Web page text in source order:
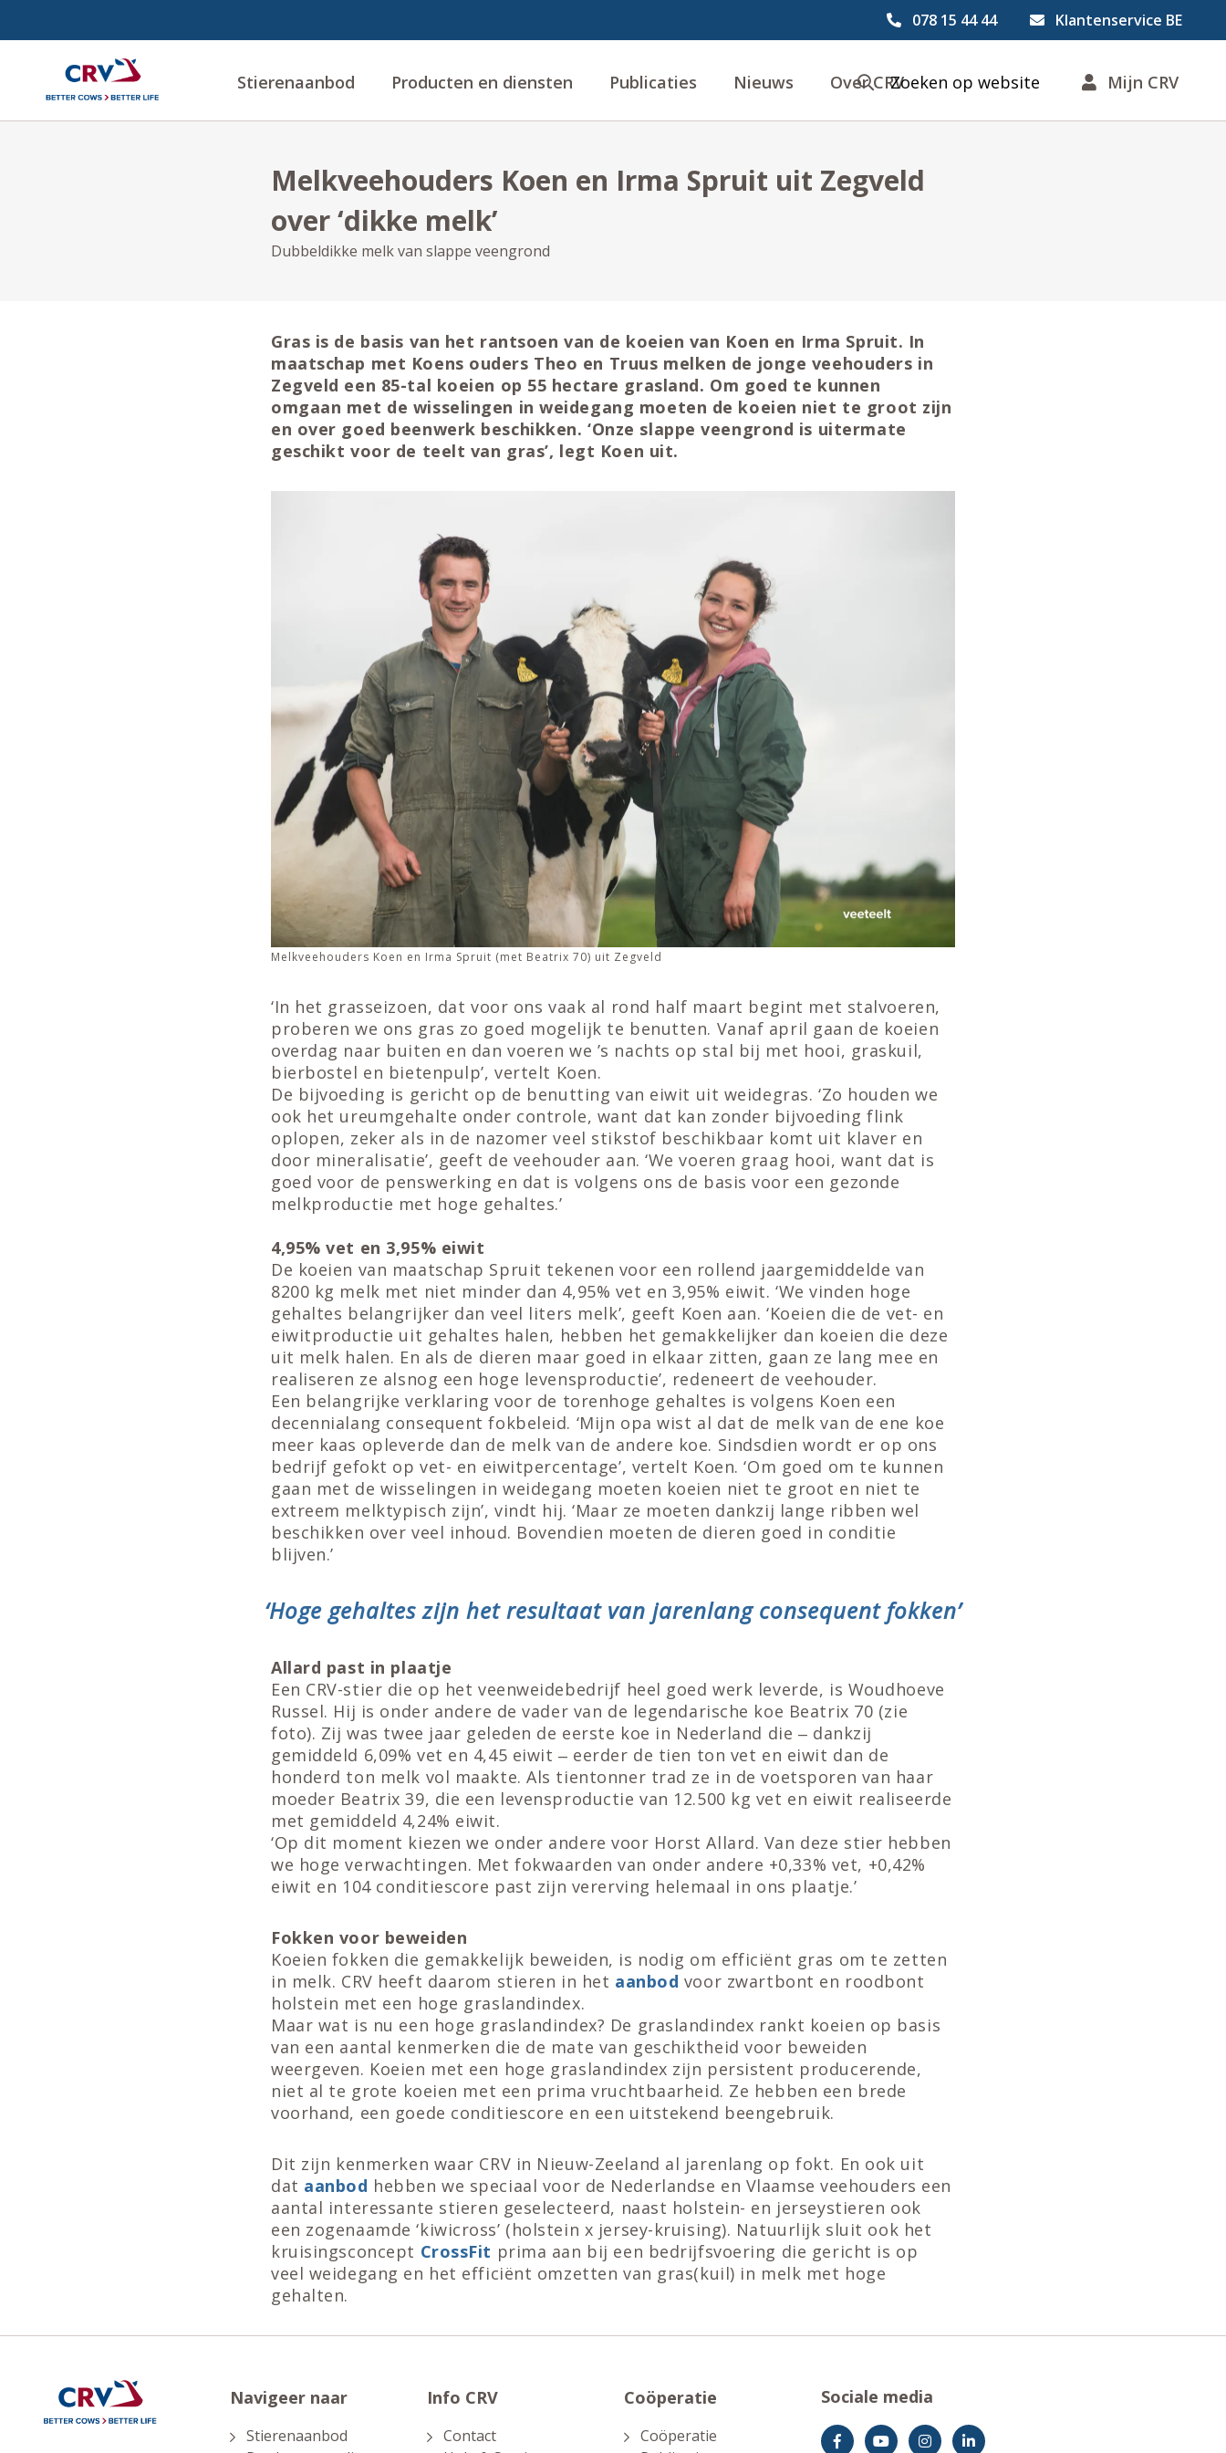
078 15 44 44 Klantenservice BE
Stierenaanbod Producten en diensten Publicaties Nieuws Over CRVZoeken op website Mijn CRV
Melkveehouders Koen en Irma Spruit uit Zegveld
over ‘dikke melk’
Dubbeldikke melk van slappe veengrond
Gras is de basis van het rantsoen van de koeien van Koen en Irma Spruit. In
maatschap met Koens ouders Theo en Truus melken de jonge veehouders in
Zegveld een 85-tal koeien op 55 hectare grasland. Om goed te kunnen
omgaan met de wisselingen in weidegang moeten de koeien niet te groot zijn
en over goed beenwerk beschikken. ‘Onze slappe veengrond is uitermate
geschikt voor de teelt van gras’, legt Koen uit.
Melkveehouders Koen en Irma Spruit (met Beatrix 70) uit Zegveld
‘In het grasseizoen, dat voor ons vaak al rond half maart begint met stalvoeren,
proberen we ons gras zo goed mogelijk te benutten. Vanaf april gaan de koeien
overdag naar buiten en dan voeren we ’s nachts op stal bij met hooi, graskuil,
bierbostel en bietenpulp’, vertelt Koen.
De bijvoeding is gericht op de benutting van eiwit uit weidegras. ‘Zo houden we
ook het ureumgehalte onder controle, want dat kan zonder bijvoeding flink
oplopen, zeker als in de nazomer veel stikstof beschikbaar komt uit klaver en
door mineralisatie’, geeft de veehouder aan. ‘We voeren graag hooi, want dat is
goed voor de penswerking en dat is volgens ons de basis voor een gezonde
melkproductie met hoge gehaltes.’
4,95% vet en 3,95% eiwit
De koeien van maatschap Spruit tekenen voor een rollend jaargemiddelde van
8200 kg melk met niet minder dan 4,95% vet en 3,95% eiwit. ‘We vinden hoge
gehaltes belangrijker dan veel liters melk’, geeft Koen aan. ‘Koeien die de vet- en
eiwitproductie uit gehaltes halen, hebben het gemakkelijker dan koeien die deze
uit melk halen. En als de dieren maar goed in elkaar zitten, gaan ze lang mee en
realiseren ze alsnog een hoge levensproductie’, redeneert de veehouder.
Een belangrijke verklaring voor de torenhoge gehaltes is volgens Koen een
decennialang consequent fokbeleid. ‘Mijn opa wist al dat de melk van de ene koe
meer kaas opleverde dan de melk van de andere koe. Sindsdien wordt er op ons
bedrijf gefokt op vet- en eiwitpercentage’, vertelt Koen. ‘Om goed om te kunnen
gaan met de wisselingen in weidegang moeten koeien niet te groot en niet te
extreem melktypisch zijn’, vindt hij. ‘Maar ze moeten dankzij lange ribben wel
beschikken over veel inhoud. Bovendien moeten de dieren goed in conditie
blijven.’
‘Hoge gehaltes zijn het resultaat van jarenlang consequent fokken’
Allard past in plaatje
Een CRV-stier die op het veenweidebedrijf heel goed werk leverde, is Woudhoeve
Russel. Hij is onder andere de vader van de legendarische koe Beatrix 70 (zie
foto). Zij was twee jaar geleden de eerste koe in Nederland die ‒ dankzij
gemiddeld 6,09% vet en 4,45 eiwit ‒ eerder de tien ton vet en eiwit dan de
honderd ton melk vol maakte. Als tientonner trad ze in de voetsporen van haar
moeder Beatrix 39, die een levensproductie van 12.500 kg vet en eiwit realiseerde
met gemiddeld 4,24% eiwit.
‘Op dit moment kiezen we onder andere voor Horst Allard. Van deze stier hebben
we hoge verwachtingen. Met fokwaarden van onder andere +0,33% vet, +0,42%
eiwit en 104 conditiescore past zijn vererving helemaal in ons plaatje.’
Fokken voor beweiden
Koeien fokken die gemakkelijk beweiden, is nodig om efficiënt gras om te zetten
in melk. CRV heeft daarom stieren in het aanbod voor zwartbont en roodbont
holstein met een hoge graslandindex.
Maar wat is nu een hoge graslandindex? De graslandindex rankt koeien op basis
van een aantal kenmerken die de mate van geschiktheid voor beweiden
weergeven. Koeien met een hoge graslandindex zijn persistent producerende,
niet al te grote koeien met een prima vruchtbaarheid. Ze hebben een brede
voorhand, een goede conditiescore en een uitstekend beengebruik.
Dit zijn kenmerken waar CRV in Nieuw-Zeeland al jarenlang op fokt. En ook uit
dat aanbod hebben we speciaal voor de Nederlandse en Vlaamse veehouders een
aantal interessante stieren geselecteerd, naast holstein- en jerseystieren ook
een zogenaamde ‘kiwicross’ (holstein x jersey-kruising). Natuurlijk sluit ook het
kruisingsconcept CrossFit prima aan bij een bedrijfsvoering die gericht is op
veel weidegang en het efficiënt omzetten van gras(kuil) in melk met hoge
gehalten.
Navigeer naar
Stierenaanbod
Info CRV
Contact
Coöperatie
Coöperatie
Sociale media